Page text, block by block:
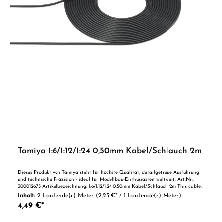
Tamiya 1:6/1:12/1:24 0,50mm Kabel/Schlauch 2m
Dieses Produkt von Tamiya steht für höchste Qualität, detailgetreue Ausführung
und technische Präzision - ideal für Modellbau-Enthusiasten weltweit. Art.Nr.:
300012675 Artikelbezeichnung: 1:6/1:12/1:24 0,50mm Kabel/Schlauch 2m This cable
features a wire core in vinyl casing. It’s great for reproducing the various piping
models. The wire core ensures greater flexibility and durability than standard
Inhalt: 2 Laufende(r) Meter (2,25 €* / 1 Laufende(r) Meter)
4,49 €*